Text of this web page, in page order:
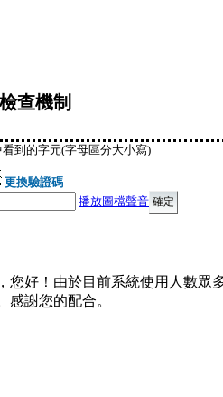
查機制
到的字元(字母區分大小寫)
更換驗證碼
播放圖檔聲音
您好！由於目前系統使用人數眾
感謝您的配合。